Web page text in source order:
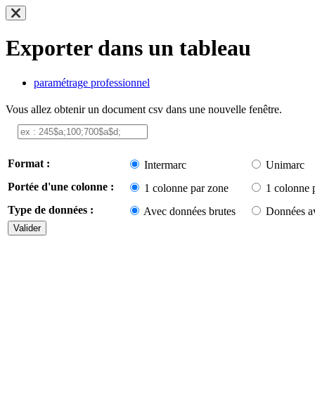
Exporter dans un tableau
paramétrage professionnel
Vous allez obtenir un document csv dans une nouvelle fenêtre.
Format : Intermarc
Unimarc
Portée d'une colonne :
1 colonne par zone
1 colonne
Type de données :
Avec données brutes Données